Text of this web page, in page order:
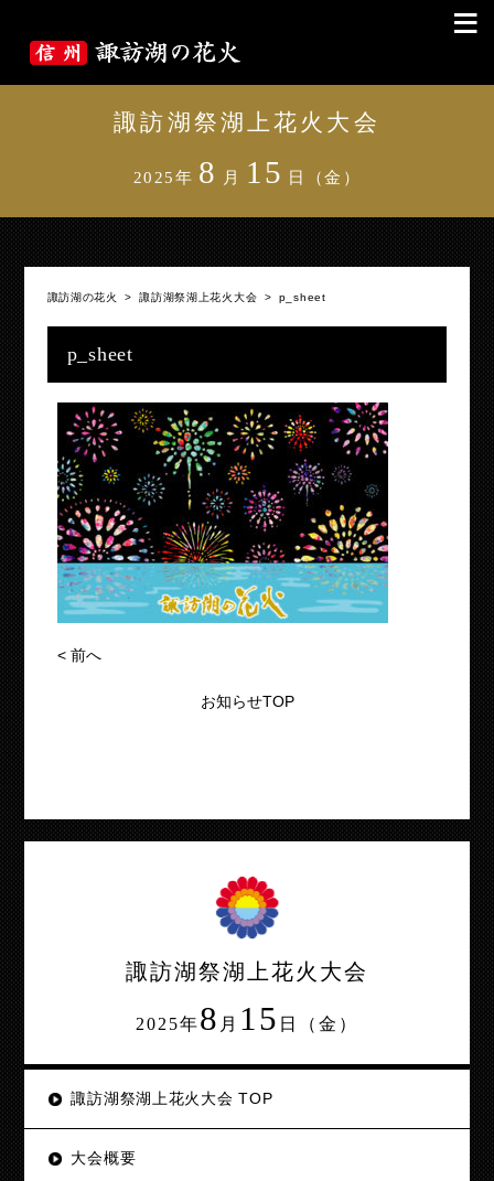
≡
諏訪湖祭湖上花火大会
2025年 8 月 15 日（金）
諏訪湖の花火 >諏訪湖祭湖上花火大会 > p_sheet
p_sheet
<前へ
お知らせTOP
諏訪湖祭湖上花火大会
2025年8 月 15 日（金）
諏訪湖祭湖上花火大会 TOP
大会概要